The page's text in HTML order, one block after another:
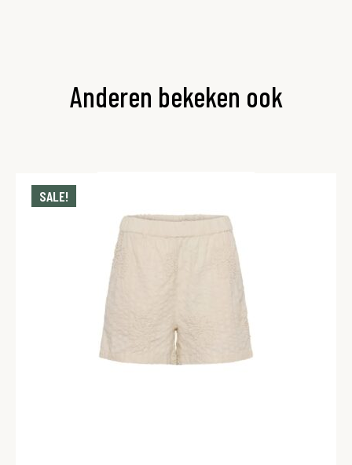
Anderen bekeken ook
SALE!